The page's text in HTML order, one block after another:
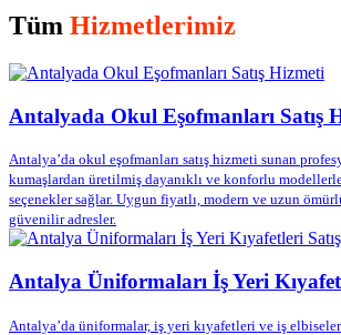
Tüm Hizmetlerimiz
Antalyada Okul Eşofmanları Satış
Antalya’da okul eşofmanları satış hizmeti sunan
kumaşlardan üretilmiş dayanıklı ve konforlu
seçenekler sağlar. Uygun fiyatlı, modern ve uzun
güvenilir adresler.
Antalya Üniformaları İş Yeri
Antalya’da üniformalar, iş yeri kıyafetleri ve iş